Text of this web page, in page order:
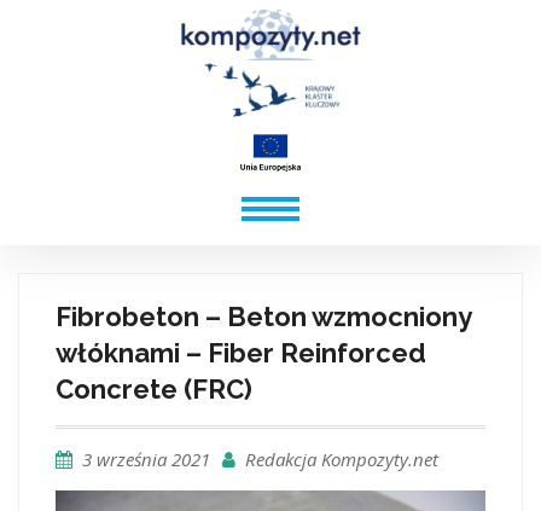
Fibrobeton – Beton wzmocniony
włóknami – Fiber Reinforced
Concrete (FRC)
3 września 2021 Redakcja Kompozyty.net